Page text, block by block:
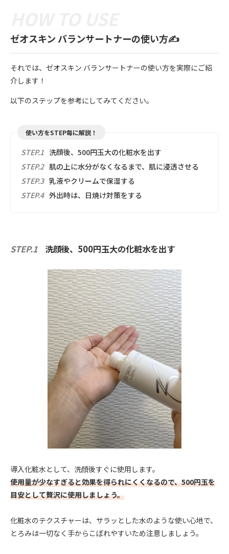
ゼオスキン バランサートナーの使い方✍️
それでは、ゼオスキン バランサートナーの使い方を実際にご紹
介します！
以下のステップを参考にしてみてください。
使い方をSTEP毎に解説！
STEP.1 洗顔後、500円玉大の化粧水を出す
STEP.2 肌の上に水分がなくなるまで、肌に浸透させる
STEP.3 乳液やクリームで保湿する
STEP.4 外出時は、日焼け対策をする
STEP.1 洗顔後、500円玉大の化粧水を出す
導入化粧水として、洗顔後すぐに使用します。
使用量が少なすぎると効果を得られにくくなるので、500円玉を
目安として贅沢に使用しましょう。
化粧水のテクスチャーは、サラッとした水のような使い心地で、
とろみは一切なく手からこぼれやすいため注意しましょう。